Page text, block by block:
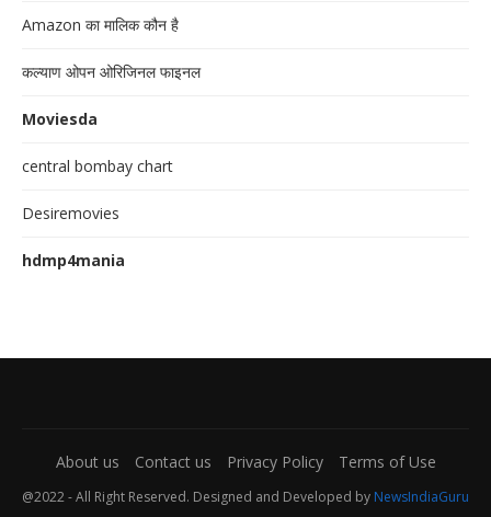
Amazon का मालिक कौन है
कल्याण ओपन ओरिजिनल फाइनल
Moviesda
central bombay chart
Desiremovies
hdmp4mania
About us Contact us Privacy Policy Terms of Use
@2022 - All Right Reserved. Designed and Developed by NewsIndiaGuru